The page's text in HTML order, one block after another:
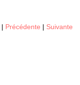
| Précédente | Suivante